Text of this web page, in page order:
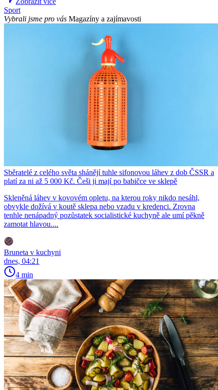
Sport
Vybrali jsme pro vás Magazíny a zajímavosti
Sběratelé z celého světa shánějí tuhle sifonovou láhev z dob ČSSR a
platí za ni až 5 000 Kč. Češi ji mají po babičce ve sklepě
Skleněná láhev v kovovém opletu, na kterou roky nikdo nesáhl,
obvykle dožívá v koutě sklepa nebo vzadu v kredenci. Zrovna
tenhle nenápadný pozůstatek socialistické kuchyně ale umí pěkně
zamotat hlavou....
Bruneta v kuchyni
dnes, 04:21
4 min